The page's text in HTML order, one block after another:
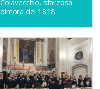
Colavecchio, sfarzosa
dimora del 1818